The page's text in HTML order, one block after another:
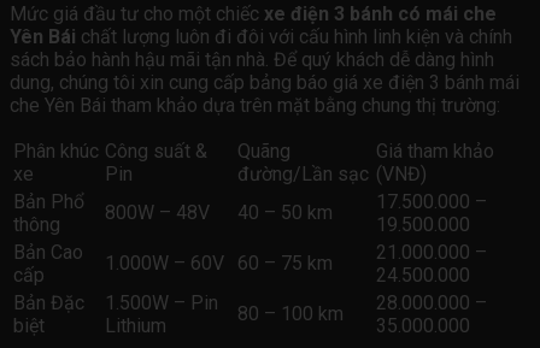
Mức giá đầu tư cho một chiếc xe điện 3 bánh có mái che
Yên Bái chất lượng luôn đi đôi với cấu hình linh kiện và chính
sách bảo hành hậu mãi tận nhà. Để quý khách dễ dàng hình
dung, chúng tôi xin cung cấp bảng báo giá xe điện 3 bánh mái
che Yên Bái tham khảo dựa trên mặt bằng chung thị trường:
Phân khúc
xe
Công suất &
Pin
Quãng
đường/Lần sạc
Giá tham khảo
(VNĐ)
Bản Phổ
thông
800W – 48V 40 – 50 km
17.500.000 –
19.500.000
Bản Cao
cấp
1.000W – 60V 60 – 75 km
21.000.000 –
24.500.000
Bản Đặc
biệt
1.500W – Pin
Lithium
80 – 100 km
28.000.000 –
35.000.000